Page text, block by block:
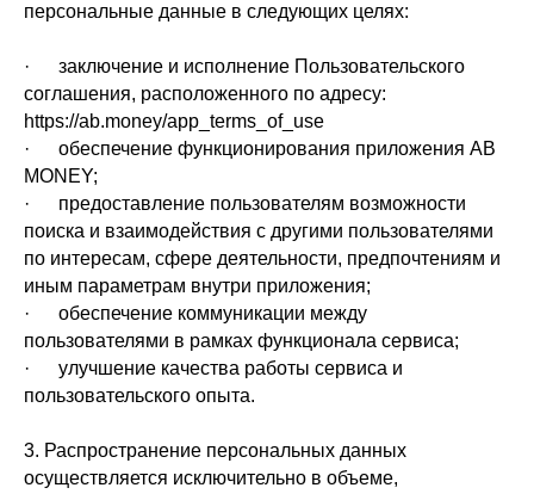
персональные данные в следующих целях:
· заключение и исполнение Пользовательского
соглашения, расположенного по адресу:
https://ab.money/app_terms_of_use
· обеспечение функционирования приложения AB
MONEY;
· предоставление пользователям возможности
поиска и взаимодействия с другими пользователями
по интересам, сфере деятельности, предпочтениям и
иным параметрам внутри приложения;
· обеспечение коммуникации между
пользователями в рамках функционала сервиса;
· улучшение качества работы сервиса и
пользовательского опыта.
3. Распространение персональных данных
осуществляется исключительно в объеме,